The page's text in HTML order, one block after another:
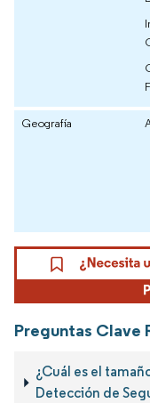
Geografía
Preguntas Clave
¿Cuál es el
Detección de